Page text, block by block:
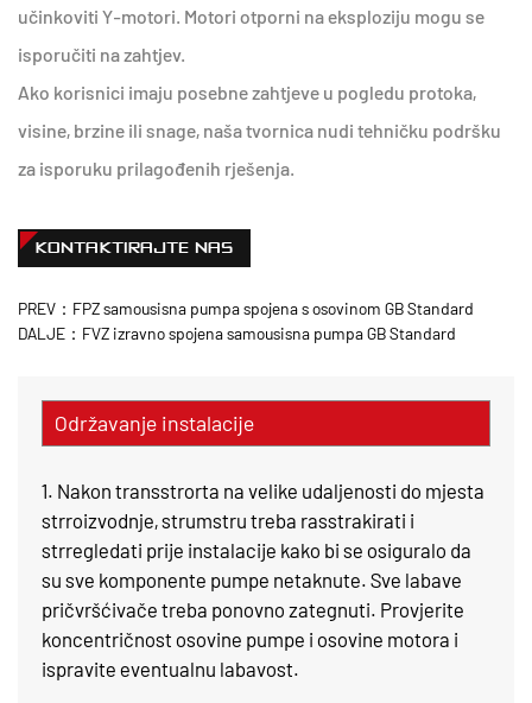
učinkoviti Y-motori. Motori otporni na eksploziju mogu se
isporučiti na zahtjev.
Ako korisnici imaju posebne zahtjeve u pogledu protoka,
visine, brzine ili snage, naša tvornica nudi tehničku podršku
za isporuku prilagođenih rješenja.
KONTAKTIRAJTE NAS
PREV：FPZ samousisna pumpa spojena s osovinom GB Standard
DALJE：FVZ izravno spojena samousisna pumpa GB Standard
Održavanje instalacije
1. Nakon transstrorta na velike udaljenosti do mjesta
strroizvodnje, strumstru treba rasstrakirati i
strregledati prije instalacije kako bi se osiguralo da
su sve komponente pumpe netaknute. Sve labave
pričvršćivače treba ponovno zategnuti. Provjerite
koncentričnost osovine pumpe i osovine motora i
ispravite eventualnu labavost.